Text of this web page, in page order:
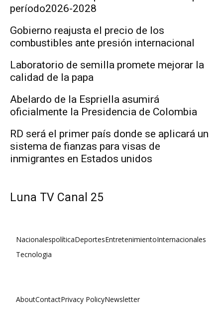
período2026-2028
Gobierno reajusta el precio de los
combustibles ante presión internacional
Laboratorio de semilla promete mejorar la
calidad de la papa
Abelardo de la Espriella asumirá
oficialmente la Presidencia de Colombia
RD será el primer país donde se aplicará un
sistema de fianzas para visas de
inmigrantes en Estados unidos
Luna TV Canal 25
NacionalespolíticaDeportesEntretenimientoInternacionales
Tecnologia
AboutContactPrivacy PolicyNewsletter